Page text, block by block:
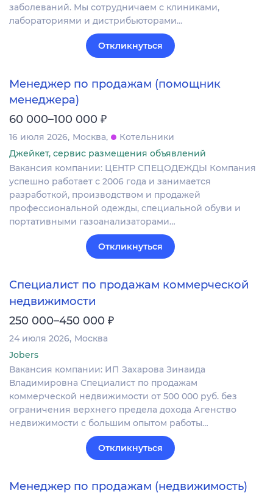
заболеваний. Мы сотрудничаем с клиниками,
лабораториями и дистрибьюторами…
Откликнуться
Менеджер по продажам (помощник
менеджера)
60 000–100 000 ₽
16 июля 2026 Москва
Котельники
Джейкет, сервис размещения объявлений
Вакансия компании: ЦЕНТР СПЕЦОДЕЖДЫ Компания
успешно работает с 2006 года и занимается
разработкой, производством и продажей
профессиональной одежды, специальной обуви и
портативными газоанализаторами…
Откликнуться
Специалист по продажам коммерческой
недвижимости
250 000–450 000 ₽
24 июля 2026 Москва
Jobers
Вакансия компании: ИП Захарова Зинаида
Владимировна Специалист по продажам
коммерческой недвижимости от 500 000 руб. без
ограничения верхнего предела дохода Агенство
недвижимости с большим опытом работы…
Откликнуться
Менеджер по продажам (недвижимость)